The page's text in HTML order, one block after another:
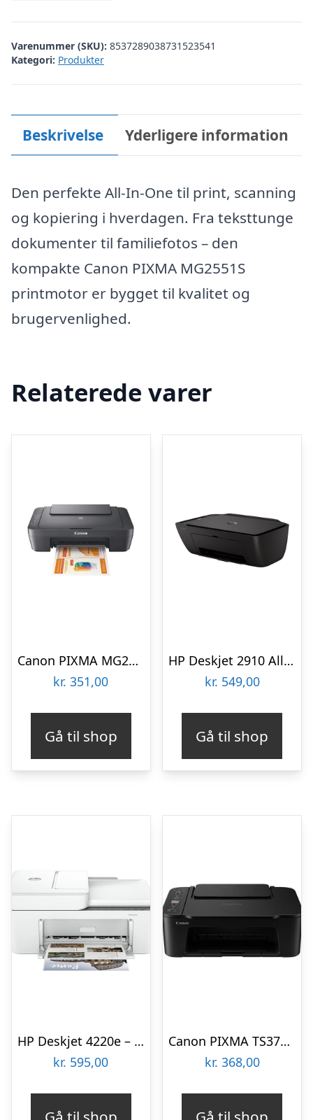
Varenummer (SKU): 8537289038731523541
Kategori: Produkter
Beskrivelse Yderligere information
Den perfekte All-In-One til print, scanning
og kopiering i hverdagen. Fra teksttunge
dokumenter til familiefotos – den
kompakte Canon PIXMA MG2551S
printmotor er bygget til kvalitet og
brugervenlighed.
Relaterede varer
Canon PIXMA MG2556S Multifunktion – Farve – Blæk
kr. 351,00
Gå til shop
HP Deskjet 2910 All-in-One – Color inkjet | A4/Legal | USB 2.0 | WiâFi(n) Multifunktion – Farve – Blæk
kr. 549,00
Gå til shop
HP Deskjet 4220e – Color Inkjet – A4 – Wi-Fi & Bluetooth Multifunktion – Farve – Blæk
kr. 595,00
Canon PIXMA TS3750i Multifunktion – Farve – Blæk
kr. 368,00